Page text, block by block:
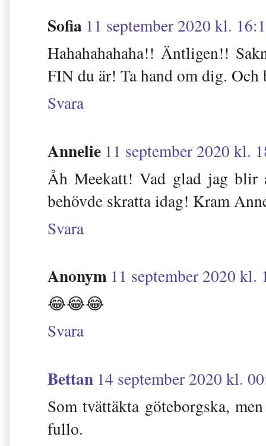
Sofia 11 september 2020 kl.
Hahahahahaha!! Äntligen!!
FIN du är! Ta hand om dig. Och
Svara
Annelie 11 september 2020 kl.
Åh Meekatt! Vad glad jag blir
behövde skratta idag! Kram
Svara
Anonym 11 september 2020 kl.
😂😂😂
Svara
Bettan 14 september 2020 kl.
Som tvättäkta göteborgska,
fullo.